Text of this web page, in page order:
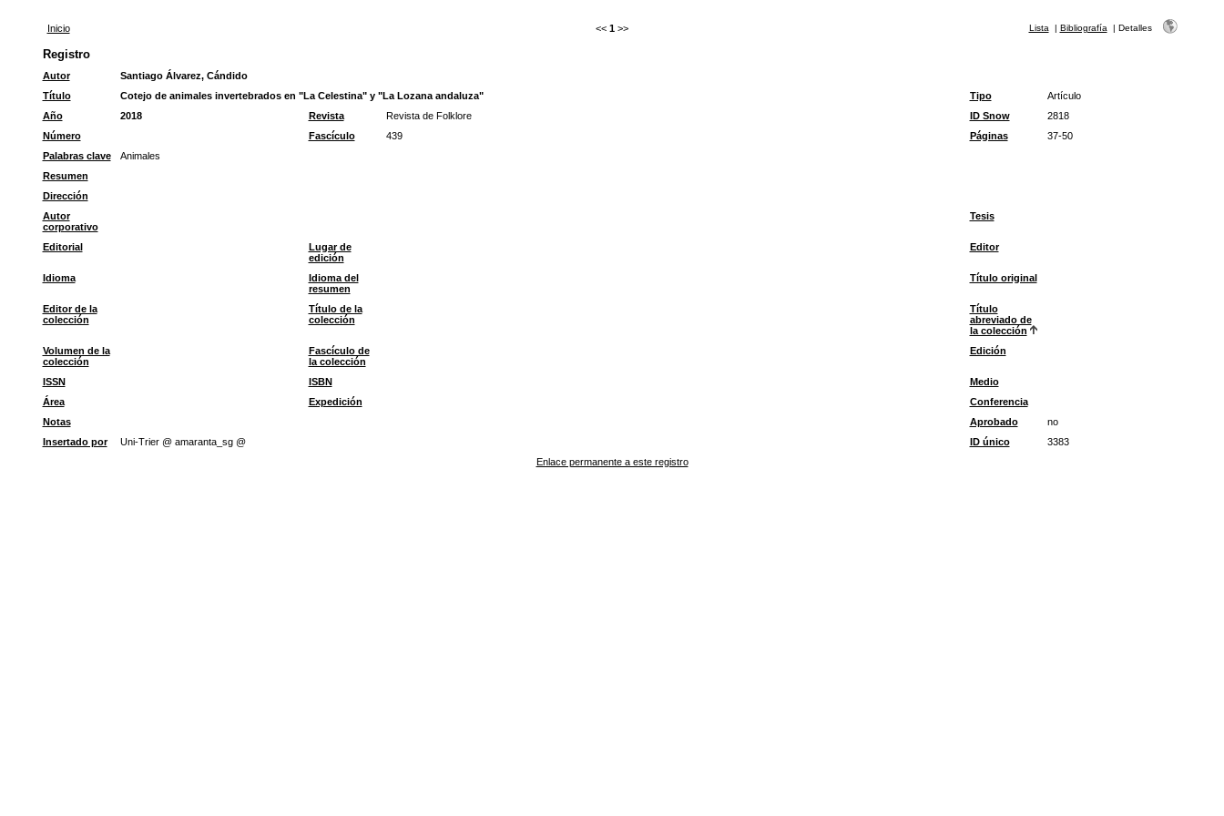
Inicio << 1 >> Lista | Bibliografía | Detalles
Registro
Autor
Santiago Álvarez, Cándido
Título
Cotejo de animales invertebrados en "La Celestina" y "La Lozana andaluza" Tipo
Artículo
Año
2018 Revista Revista de Folklore ID Snow
2818
Número
Fascículo 439 Páginas
37-50
Palabras clave
Animales
Resumen
Dirección
Autor
corporativo
Tesis
Editorial
Lugar de
edición
Editor
Idioma
Idioma del
resumen
Título original
Editor de la
colección
Título de la
colección
Título
abreviado de
la colección
Volumen de la
colección
Fascículo de
la colección
Edición
ISSN ISBN
Medio
Área
Expedición
Conferencia
Notas
Aprobado
no
Insertado por
Uni-Trier @ amaranta_sg @ ID único
3383
Enlace permanente a este registro